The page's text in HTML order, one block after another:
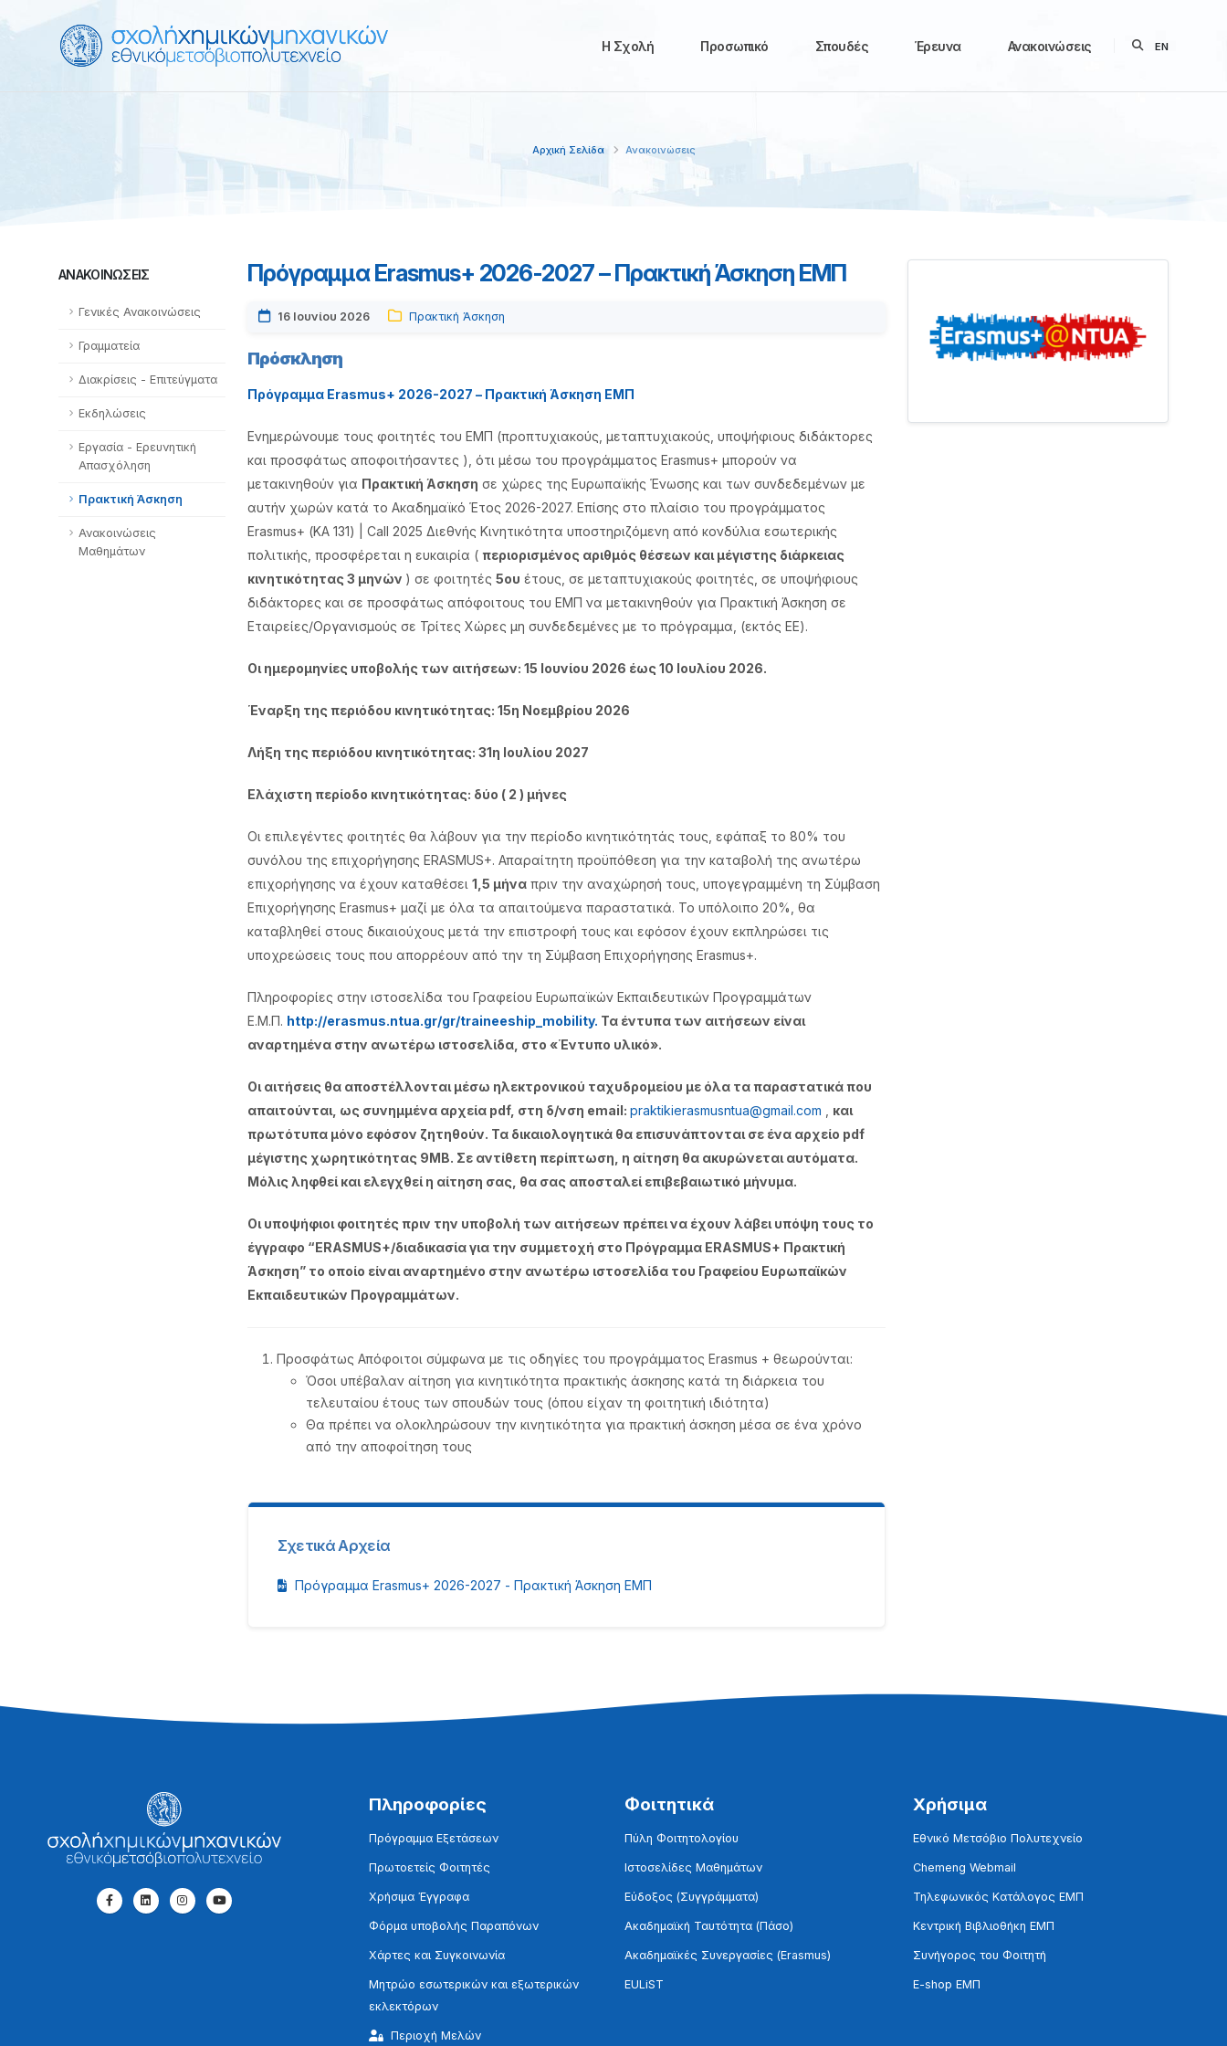
Η Σχολή Προσωπικό Σπουδές Έρευνα Ανακοινώσεις EN
Αρχική Σελίδα Ανακοινώσεις
ΑΝΑΚΟΙΝΏΣΕΙΣ
Γενικές Ανακοινώσεις
Γραμματεία
Διακρίσεις - Επιτεύγματα
Εκδηλώσεις
Εργασία - Ερευνητική
Απασχόληση
Πρακτική Άσκηση
Ανακοινώσεις
Μαθημάτων
Πρόγραμμα Erasmus+ 2026-2027 – Πρακτική Άσκηση ΕΜΠ
16 Ιουνίου 2026 Πρακτική Άσκηση
Πρόσκληση
Πρόγραμμα Erasmus+ 2026-2027 – Πρακτική Άσκηση ΕΜΠ
Ενημερώνουμε τους φοιτητές του ΕΜΠ (προπτυχιακούς, μεταπτυχιακούς, υποψήφιους διδάκτορες
και προσφάτως αποφοιτήσαντες ), ότι μέσω του προγράμματος Erasmus+ μπορούν να
μετακινηθούν για Πρακτική Άσκηση σε χώρες της Ευρωπαϊκής Ένωσης και των συνδεδεμένων με
αυτήν χωρών κατά το Ακαδημαϊκό Έτος 2026-2027. Επίσης στο πλαίσιο του προγράμματος
Erasmus+ (ΚΑ 131) | Call 2025 Διεθνής Κινητικότητα υποστηριζόμενη από κονδύλια εσωτερικής
πολιτικής, προσφέρεται η ευκαιρία ( περιορισμένος αριθμός θέσεων και μέγιστης διάρκειας
κινητικότητας 3 μηνών ) σε φοιτητές 5ου έτους, σε μεταπτυχιακούς φοιτητές, σε υποψήφιους
διδάκτορες και σε προσφάτως απόφοιτους του ΕΜΠ να μετακινηθούν για Πρακτική Άσκηση σε
Εταιρείες/Οργανισμούς σε Τρίτες Χώρες μη συνδεδεμένες με το πρόγραμμα, (εκτός ΕΕ).
Οι ημερομηνίες υποβολής των αιτήσεων: 15 Ιουνίου 2026 έως 10 Ιουλίου 2026.
Έναρξη της περιόδου κινητικότητας: 15η Νοεμβρίου 2026
Λήξη της περιόδου κινητικότητας: 31η Ιουλίου 2027
Ελάχιστη περίοδο κινητικότητας: δύο ( 2 ) μήνες
Οι επιλεγέντες φοιτητές θα λάβουν για την περίοδο κινητικότητάς τους, εφάπαξ το 80% του
συνόλου της επιχορήγησης ERASMUS+. Απαραίτητη προϋπόθεση για την καταβολή της ανωτέρω
επιχορήγησης να έχουν καταθέσει 1,5 μήναπριν την αναχώρησή τους, υπογεγραμμένη τη Σύμβαση
Επιχορήγησης Erasmus+ μαζί με όλα τα απαιτούμενα παραστατικά. Το υπόλοιπο 20%, θα
καταβληθεί στους δικαιούχους μετά την επιστροφή τους και εφόσον έχουν εκπληρώσει τις
υποχρεώσεις τους που απορρέουν από την τη Σύμβαση Επιχορήγησης Erasmus+.
Πληροφορίες στην ιστοσελίδα του Γραφείου Ευρωπαϊκών Εκπαιδευτικών Προγραμμάτων
Ε.Μ.Π. http://erasmus.ntua.gr/gr/traineeship_mobility. Τα έντυπα των αιτήσεων είναι
αναρτημένα στην ανωτέρω ιστοσελίδα, στο «Έντυπο υλικό».
Οι αιτήσεις θα αποστέλλονται μέσω ηλεκτρονικού ταχυδρομείου με όλα τα παραστατικά που
απαιτούνται, ως συνημμένα αρχεία pdf, στη δ/νση email: praktikierasmusntua@gmail.com
και
πρωτότυπα μόνο εφόσον ζητηθούν. Τα δικαιολογητικά θα επισυνάπτονται σε ένα αρχείο pdf
μέγιστης χωρητικότητας 9ΜΒ. Σε αντίθετη περίπτωση, η αίτηση θα ακυρώνεται αυτόματα.
Μόλις ληφθεί και ελεγχθεί η αίτηση σας, θα σας αποσταλεί επιβεβαιωτικό μήνυμα.
Οι υποψήφιοι φοιτητές πριν την υποβολή των αιτήσεων πρέπει να έχουν λάβει υπόψη τους το
έγγραφο “ERASMUS+/διαδικασία για την συμμετοχή στο Πρόγραμμα ERASMUS+ Πρακτική
Άσκηση” το οποίο είναι αναρτημένο στην ανωτέρω ιστοσελίδα του Γραφείου Ευρωπαϊκών
Εκπαιδευτικών Προγραμμάτων.
Προσφάτως Απόφοιτοι σύμφωνα με τις οδηγίες του προγράμματος Erasmus + θεωρούνται:
Όσοι υπέβαλαν αίτηση για κινητικότητα πρακτικής άσκησης κατά τη διάρκεια του
τελευταίου έτους των σπουδών τους (όπου είχαν τη φοιτητική ιδιότητα)
Θα πρέπει να ολοκληρώσουν την κινητικότητα για πρακτική άσκηση μέσα σε ένα χρόνο
από την αποφοίτηση τους
Σχετικά Αρχεία
Πρόγραμμα Erasmus+ 2026-2027 - Πρακτική Άσκηση ΕΜΠ
Πληροφορίες
Πρόγραμμα Εξετάσεων
Πρωτοετείς Φοιτητές
Χρήσιμα Έγγραφα
Φόρμα υποβολής Παραπόνων
Χάρτες και Συγκοινωνία
Μητρώο εσωτερικών και εξωτερικών
εκλεκτόρων
Περιοχή Μελών
Φοιτητικά
Πύλη Φοιτητολογίου
Ιστοσελίδες Μαθημάτων
Εύδοξος (Συγγράμματα)
Ακαδημαϊκή Ταυτότητα (Πάσο)
Ακαδημαϊκές Συνεργασίες (Erasmus)
EULiST
Χρήσιμα
Εθνικό Μετσόβιο Πολυτεχνείο
Chemeng Webmail
Τηλεφωνικός Κατάλογος ΕΜΠ
Κεντρική Βιβλιοθήκη ΕΜΠ
Συνήγορος του Φοιτητή
E-shop ΕΜΠ